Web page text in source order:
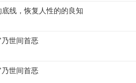
线，恢复人性的的良知
世间首恶
世间首恶